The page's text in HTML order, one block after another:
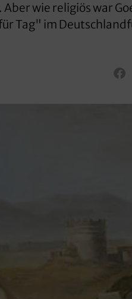
wie religiös war
Tag" im